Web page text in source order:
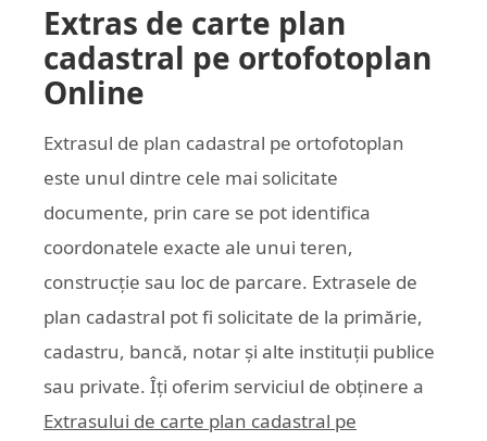
Extras de carte plan
cadastral pe ortofotoplan
Online
Extrasul de plan cadastral pe ortofotoplan
este unul dintre cele mai solicitate
documente, prin care se pot identifica
coordonatele exacte ale unui teren,
construcție sau loc de parcare. Extrasele de
plan cadastral pot fi solicitate de la primărie,
cadastru, bancă, notar și alte instituții publice
sau private. Îți oferim serviciul de obținere a
Extrasului de carte plan cadastral pe